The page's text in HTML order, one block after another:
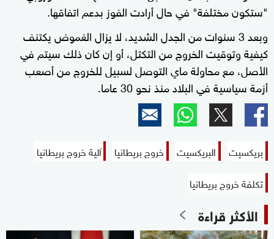
"ستكون مختلفة" في حال أرادت الفوز بدعم اتفاقها.
وبعد 3 سنوات من الجدل الشديد، لا يزال الغموض يكتنف
كيفية وتوقيت الخروج من التكتل، أو إن كان ذلك سيتم في
الأصل، مع محاولة ماي التوصل لسبيل للخروج من أصعب
أزمة سياسية في البلاد منذ نحو 30 عاما.
بريكسيت البريكسيت خروج بريطانيا
آلية خروج بريطانيا
تكلفة خروج بريطانيا
الأكثر قراءة